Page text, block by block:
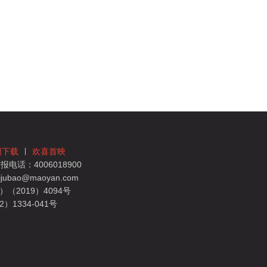
下载
欢喜首映
电话：4006018900
（2019）4094号
）1334-041号